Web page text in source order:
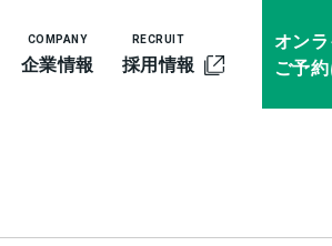
COMPANY
企業情報
RECRUIT
採用情報
オン
ご予